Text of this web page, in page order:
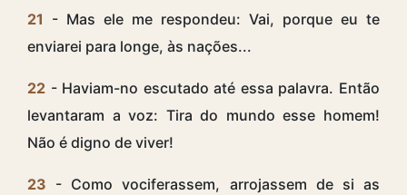
21 - Mas ele me respondeu: Vai, porque eu te
enviarei para longe, às nações...
22 - Haviam-no escutado até essa palavra. Então
levantaram a voz: Tira do mundo esse homem!
Não é digno de viver!
23 - Como vociferassem, arrojassem de si as